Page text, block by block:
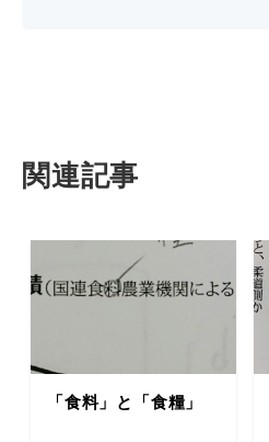
関連記事
「食料」と「食糧」